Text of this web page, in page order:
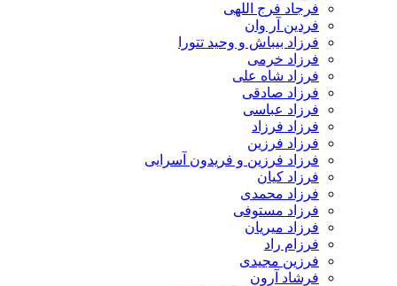
فرجاد فرج اللهی
فردین آر وان
فرزاد بیباش و وحید تتورا
فرزاد خرمی
فرزاد شاه علی
فرزاد صادقی
فرزاد عباسی
فرزاد فرزاد
فرزاد فرزین
فرزاد فرزین و فریدون آسرایی
فرزاد کیان
فرزاد محمدی
فرزاد مستوفی
فرزاد میریان
فرزام راد
فرزین مجیدی
فرشاد آرون